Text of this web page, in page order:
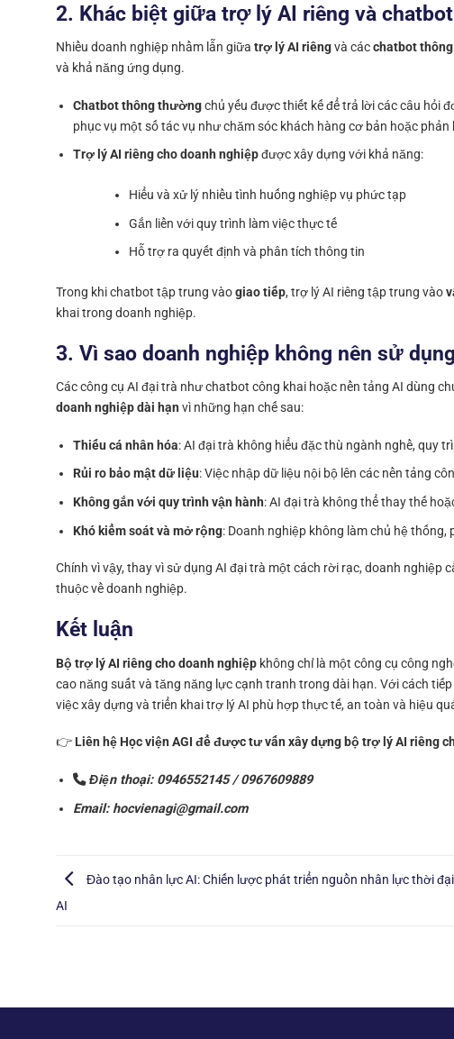
2. Khác biệt giữa trợ lý AI riêng và
Nhiều doanh nghiệp nhầm lẫn giữa trợ lý AI riêngvà cácchatbot
và khả năng ứng dụng.
Chatbot thông thườngchủ yếu được thiết kế để trả lời các câu hỏi
phục vụ một số tác vụ như chăm sóc khách hàng cơ bản hoặc
Trợ lý AI riêng cho doanh nghiệpđược xây dựng với khả năng:
Hiểu và xử lý nhiều tình huống nghiệp vụ phức tạp
Gắn liền với quy trình làm việc thực tế
Hỗ trợ ra quyết định và phân tích thông tin
Trong khi chatbot tập trung vàogiao tiếp, trợ lý AI riêng tập trung vào
khai trong doanh nghiệp.
3. Vì sao doanh nghiệp không nên sử
Các công cụ AI đại trà như chatbot công khai hoặc nền tảng AI dùng
doanh nghiệp dài hạn vì những hạn chế sau:
Thiếu cá nhân hóa: AI đại trà không hiểu đặc thù ngành nghề, quy
Rủi ro bảo mật dữ liệu: Việc nhập dữ liệu nội bộ lên các nền tảng
Không gắn với quy trình vận hành: AI đại trà không thể thay thế
Khó kiểm soát và mở rộng: Doanh nghiệp không làm chủ hệ thống,
Chính vì vậy, thay vì sử dụng AI đại trà một cách rời rạc, doanh nghiệp
thuộc về doanh nghiệp.
Kết luận
Bộ trợ lý AI riêng cho doanh nghiệp không chỉ là một công cụ công
cao năng suất và tăng năng lực cạnh tranh trong dài hạn. Với cách
việc xây dựng và triển khai trợ lý AI phù hợp thực tế, an toàn và hiệu
👉 Liên hệ Học viện AGI để được tư vấn xây dựng bộ trợ lý AI riêng
Điện thoại: 0946552145 / 0967609889
Email: hocvienagi@gmail.com
Đào tạo nhân lực AI: Chiến lược phát triển nguồn nhân lực thời đại
AI